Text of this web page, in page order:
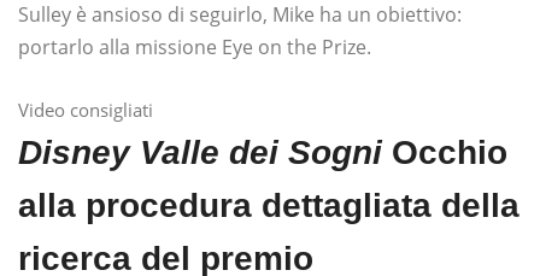
Sulley è ansioso di seguirlo, Mike ha un obiettivo:
portarlo alla missione Eye on the Prize.
Video consigliati
Disney Valle dei SogniOcchio
alla procedura dettagliata della
ricerca del premio